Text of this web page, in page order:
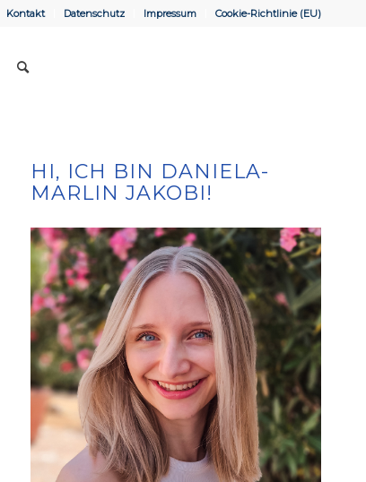
Kontakt Datenschutz Impressum Cookie-Richtlinie (EU)
HI, ICH BIN DANIELA-
MARLIN JAKOBI!